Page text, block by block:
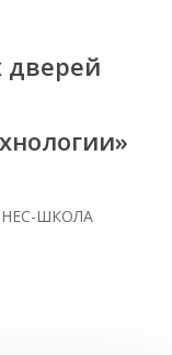
ШКОЛА